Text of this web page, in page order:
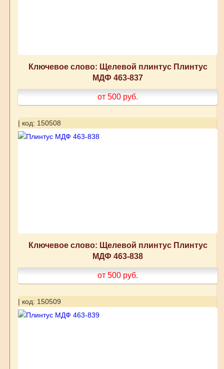
Ключевое слово: Щелевой плинтус Плинтус
МДФ 463-837
от 500 руб.
| код: 150508
Ключевое слово: Щелевой плинтус Плинтус
МДФ 463-838
от 500 руб.
| код: 150509